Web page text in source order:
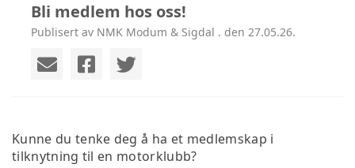
Bli medlem hos oss!
Publisert av NMK Modum & Sigdal . den 27.05.26.
Kunne du tenke deg å ha et medlemskap i
tilknytning til en motorklubb?